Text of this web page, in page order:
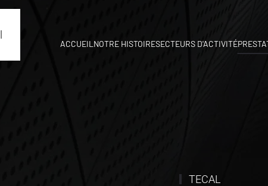
ACCUEIL NOTRE HISTOIRESECTEURS D'ACTIVITÉ
TECAL